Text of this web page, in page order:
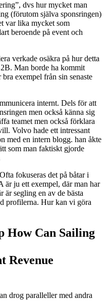
dvs hur mycket man
(förutom själva sponsringen)
var lika mycket som
beroende på event och
verkade osäkra på hur detta
Man borde ha kommit
exempel från sin senaste
internt. Dels för att
men också känna sig
teamet men också förklara
Volvo hade ett intressant
med en intern blogg. han åkte
som man faktiskt gjorde
fokuseras det på båtar i
är ju ett exempel, där man har
är segling en av de bästa
profilerna. Hur kan vi göra
How Can Sailing
Revenue
drog paralleller med andra